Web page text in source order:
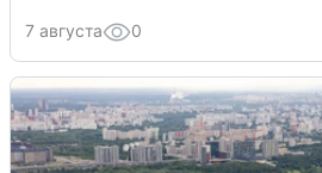
7 августа 0